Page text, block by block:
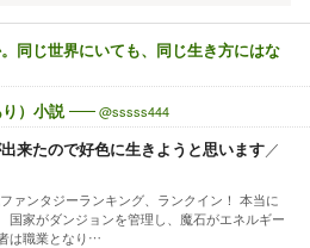
同じ世界にいても、同じ生き方にはな
）小説 @sssss444
来たので好色に生きようと思います／
ァンタジーランキング、ランクイン！ 本当に
国家がダンジョンを管理し、魔石がエネルギー
は職業となり…